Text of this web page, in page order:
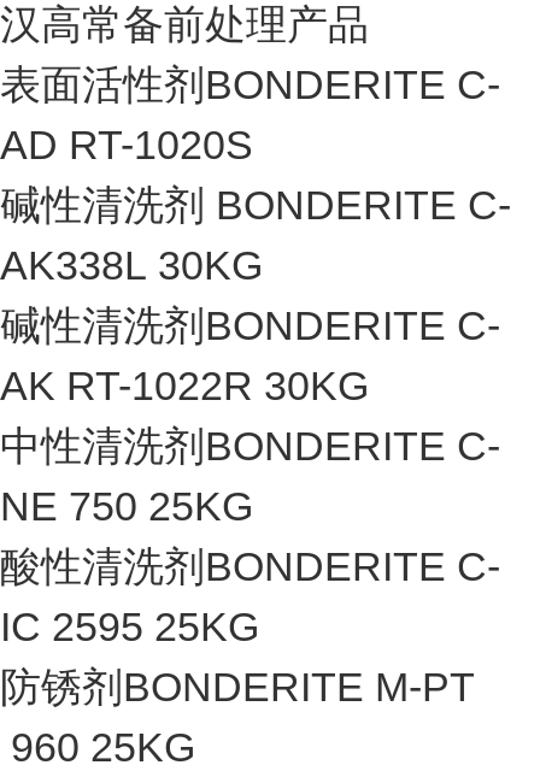
汉高常备前处理产品
表面活性剂BONDERITE C-
AD RT-1020S
碱性清洗剂 BONDERITE C-
AK338L 30KG
碱性清洗剂BONDERITE C-
AK RT-1022R 30KG
中性清洗剂BONDERITE C-
NE 750 25KG
酸性清洗剂BONDERITE C-
IC 2595 25KG
防锈剂BONDERITE M-PT
960 25KG